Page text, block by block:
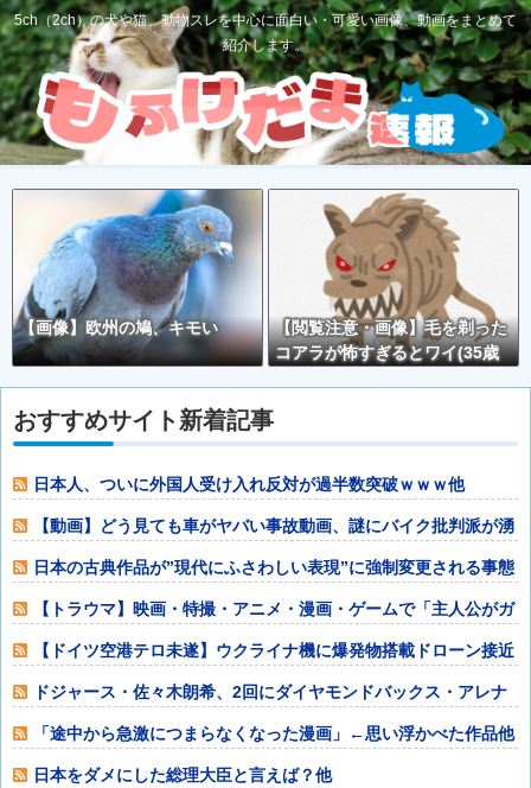
5ch（2ch）の犬や猫、動物スレを中心に面白い・可愛い画像、動画をまとめて
紹介します。
【画像】欧州の鳩、キモい
【閲覧注意・画像】毛を剃った
コアラが怖すぎるとワイ(35歳
おすすめサイト新着記事
日本人、ついに外国人受け入れ反対が過半数突破ｗｗｗ他
【動画】どう見ても車がヤバい事故動画、謎にバイク批判派が湧
いてきて終わる
日本の古典作品が”現代にふさわしい表現”に強制変更される事態
が進行中、今
【トラウマ】映画・特撮・アニメ・漫画・ゲームで「主人公がガ
チで敗北した回
【ドイツ空港テロ未遂】ウクライナ機に爆発物搭載ドローン接近
→空港職員が蹴
ドジャース・佐々木朗希、2回にダイヤモンドバックス・アレナ
ドに第17号ソ
「途中から急激につまらなくなった漫画」←思い浮かべた作品他
日本をダメにした総理大臣と言えば？他